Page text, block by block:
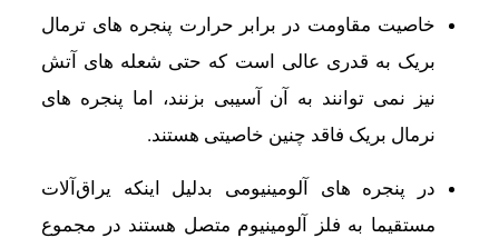
خاصیت مقاومت در برابر حرارت پنجره های ترمال
بریک به قدری عالی است که حتی شعله های آتش
نیز نمی توانند به آن آسیبی بزنند، اما پنجره های
نرمال بریک فاقد چنین خاصیتی هستند.
در پنجره های آلومینیومی بدلیل اینکه يراق‌آلات
مستقيما به فلز آلومينيوم متصل هستند در مجموع